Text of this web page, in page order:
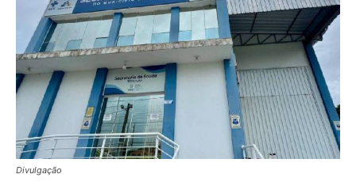
Divulgação